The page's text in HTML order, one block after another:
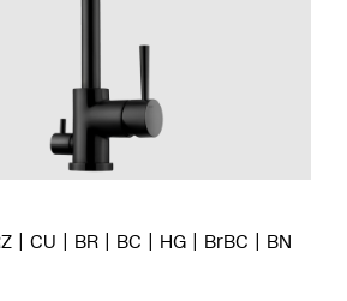
CU BR BC HG BrBC BN